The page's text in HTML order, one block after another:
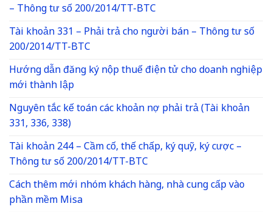
– Thông tư số 200/2014/TT-BTC
Tài khoản 331 – Phải trả cho người bán – Thông tư số
200/2014/TT-BTC
Hướng dẫn đăng ký nộp thuế điện tử cho doanh nghiệp
mới thành lập
Nguyên tắc kế toán các khoản nợ phải trả (Tài khoản
331, 336, 338)
Tài khoản 244 – Cầm cố, thế chấp, ký quỹ, ký cược –
Thông tư số 200/2014/TT-BTC
Cách thêm mới nhóm khách hàng, nhà cung cấp vào
phần mềm Misa